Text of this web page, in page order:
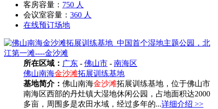
客房容量： 750 人
会议室容量： 360 人
在线预订场地
所在区域： 广东 - 佛山市 - 南海区
佛山南海金沙滩拓展训练基地
基地简介： 佛山南海金沙滩拓展训练基地，位于佛山市
南海区西部的丹灶镇大湿地休闲公园，占地面积达2000
多亩，周围多是农田水域，经过多年的...详细介绍 >>